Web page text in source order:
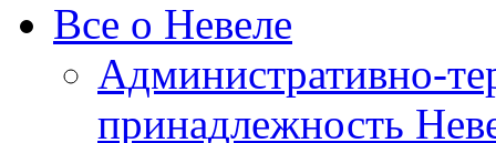
Все о Невеле
Административно-
принадлежность